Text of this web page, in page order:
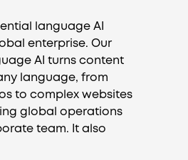
language AI
enterprise. Our
AI turns content
language, from
to complex websites
global operations
team. It also